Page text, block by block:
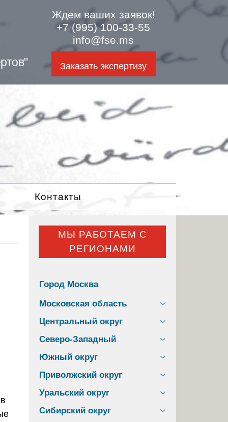
Ждем ваших заявок!
+7 (995) 100-33-55
info@fse.ms
Заказать экспертизу
Контакты
МЫ РАБОТАЕМ С
РЕГИОНАМИ
Город Москва
Московская область
Центральный округ
Северо-Западный
Южный округ
Приволжский округ
Уральский округ
Сибирский округ